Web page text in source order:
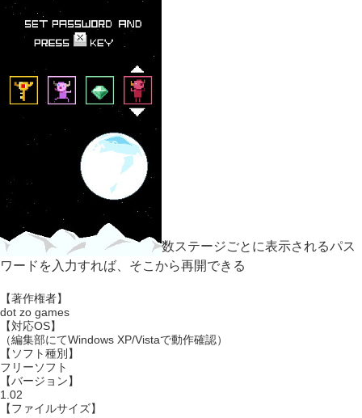
数ステージごとに表示されるパス
ワードを入力すれば、そこから再開できる
【著作権者】
dot zo games
【対応OS】
（編集部にてWindows XP/Vistaで動作確認）
【ソフト種別】
フリーソフト
【バージョン】
1.02
【ファイルサイズ】